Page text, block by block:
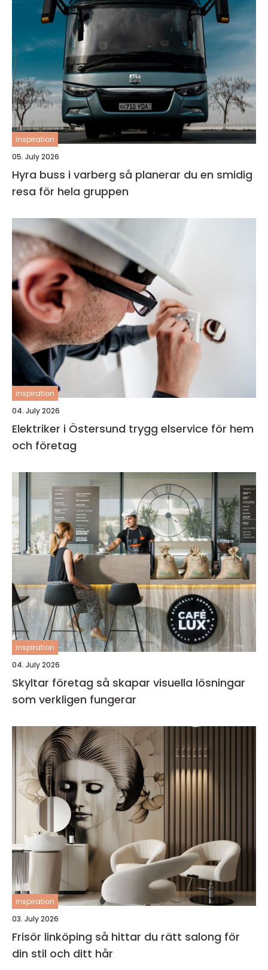
inspiration
05. July 2026
Hyra buss i varberg så planerar du en smidig
resa för hela gruppen
inspiration
04. July 2026
Elektriker i Östersund trygg elservice för hem
och företag
inspiration
04. July 2026
Skyltar företag så skapar visuella lösningar
som verkligen fungerar
inspiration
03. July 2026
Frisör linköping så hittar du rätt salong för
din stil och ditt hår